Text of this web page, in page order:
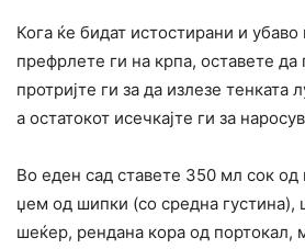
Кога ќе бидат истостирани и убаво
префрлете ги на крпа, оставете да
протријте ги за да излезе тенката
а остатокот исечкајте ги за
Во еден сад ставете 350 мл сок од
џем од шипки (со средна густина),
шеќер, рендана кора од портокал,